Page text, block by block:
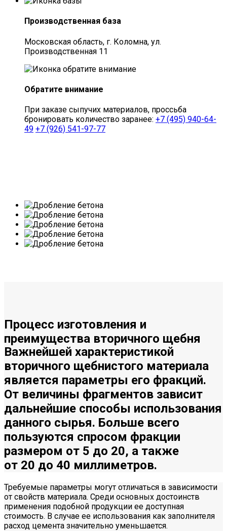
Производственная база
Московская область, г. Коломна, ул.
Производственная 11
Обратите внимание
При заказе сыпучих материалов, проссьба
бронировать количество заранее: +7 (495) 940-64-
49 +7 (926) 541-97-77
Процесс изготовления и
преимущества вторичного щебня
Важнейшей характеристикой
вторичного щебнистого материала
является параметры его фракций.
От величины фрагментов зависит
дальнейшие способы использования
данного сырья. Больше всего
пользуются спросом фракции
размером от 5 до 20, а также
от 20 до 40 миллиметров.
Требуемые параметры могут отличаться в зависимости
от свойств материала. Среди основных достоинств
применения подобной продукции ее доступная
стоимость. В случае ее использования как заполнителя
расход цемента значительно уменьшается.